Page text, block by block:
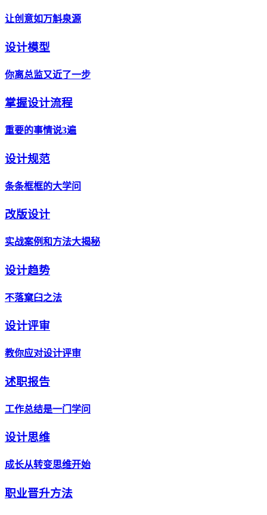
让创意如万斛泉源
设计模型
你离总监又近了一步
掌握设计流程
重要的事情说3遍
设计规范
条条框框的大学问
改版设计
实战案例和方法大揭秘
设计趋势
不落窠臼之法
设计评审
教你应对设计评审
述职报告
工作总结是一门学问
设计思维
成长从转变思维开始
职业晋升方法